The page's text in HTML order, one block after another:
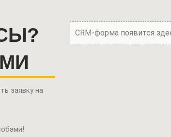
заявку на
CRM-форма появится